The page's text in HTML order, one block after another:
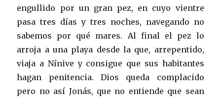
engullido por un gran pez, en cuyo vientre
pasa tres días y tres noches, navegando no
sabemos por qué mares. Al final el pez lo
arroja a una playa desde la que, arrepentido,
viaja a Nínive y consigue que sus habitantes
hagan penitencia. Dios queda complacido
pero no así Jonás, que no entiende que sean